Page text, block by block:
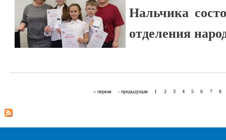
Нальчика
отделения
« первая ‹ предыдущая 1 2 3 4 5 6 7 8